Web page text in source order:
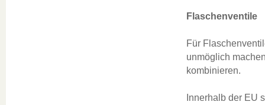
Flaschenventile
Für
unmöglich
kombinieren.
Innerhalb der EU